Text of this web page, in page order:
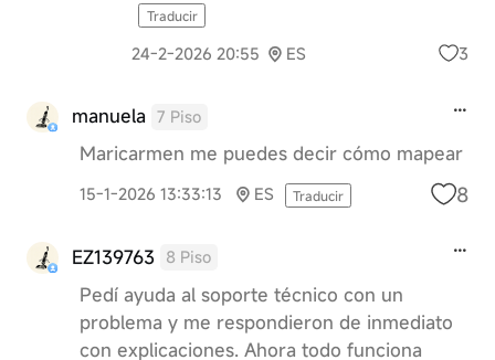
Traducir
24-2-2026 20:55 ES 3
manuela 7 Piso
Maricarmen me puedes decir cómo mapear
15-1-2026 13:33:13 ES Traducir 8
EZ139763 8 Piso
Pedí ayuda al soporte técnico con un
problema y me respondieron de inmediato
con explicaciones. Ahora todo funciona